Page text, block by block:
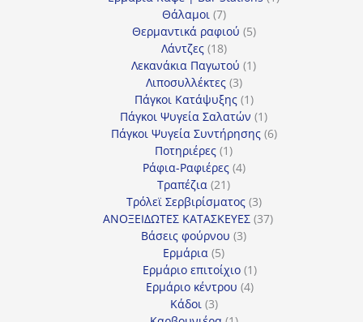
Θάλαμοι 77
προϊόντα
Θερμαντικά ραφιού 55
Λάντζες 1818
προϊόντα
Λεκανάκια Παγωτού 11
Λιποσυλλέκτες 33
προϊόντα
Πάγκοι Κατάψυξης 11
προϊόν
Πάγκοι Ψυγεία Σαλατών 11
προϊόν
Πάγκοι Ψυγεία Συντήρησης 66
Ποτηριέρες 11
προϊόν
Ράφια-Ραφιέρες 44
Τραπέζια 2121
προϊόντα
Τρόλεϊ Σερβιρίσματος 33
προϊόντα
ΑΝΟΞΕΙΔΩΤΕΣ ΚΑΤΑΣΚΕΥΕΣ 3737
Βάσεις φούρνου 33
Ερμάρια 55
προϊόντα
Ερμάριο επιτοίχιο 11
προϊόν
Ερμάριο κέντρου 44
Κάδοι 33